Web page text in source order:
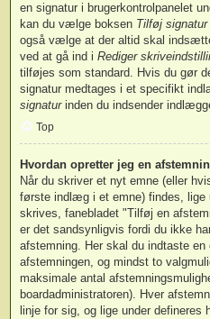
en signatur i brugerkontrolpanelet
kan du vælge boksen Tilføj signatur
også vælge at der altid skal
ved at gå ind i Rediger
tilføjes som standard. Hvis du gør
signatur medtages i et specifikt
signaturinden du indsender
Top
Hvordan opretter jeg en
Når du skriver et nyt emne (eller
første indlæg i et emne) findes,
skrives, fanebladet "Tilføj en
er det sandsynligvis fordi du ikke
afstemning. Her skal du indtaste
afstemningen, og mindst to
maksimale antal
boardadministratoren). Hver
linje for sig, og lige under defineres